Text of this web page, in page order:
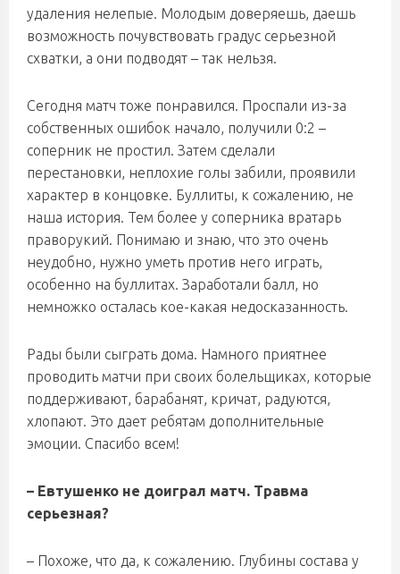
удаления нелепые. Молодым доверяешь, даешь
возможность почувствовать градус серьезной
схватки, а они подводят – так нельзя.
Сегодня матч тоже понравился. Проспали из-за
собственных ошибок начало, получили 0:2 –
соперник не простил. Затем сделали
перестановки, неплохие голы забили, проявили
характер в концовке. Буллиты, к сожалению, не
наша история. Тем более у соперника вратарь
праворукий. Понимаю и знаю, что это очень
неудобно, нужно уметь против него играть,
особенно на буллитах. Заработали балл, но
немножко осталась кое-какая недосказанность.
Рады были сыграть дома. Намного приятнее
проводить матчи при своих болельщиках, которые
поддерживают, барабанят, кричат, радуются,
хлопают. Это дает ребятам дополнительные
эмоции. Спасибо всем!
– Евтушенко не доиграл матч. Травма
серьезная?
– Похоже, что да, к сожалению. Глубины состава у